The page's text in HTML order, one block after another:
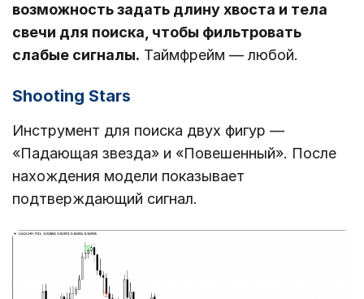
возможность задать длину хвоста и тела
свечи для поиска, чтобы фильтровать
слабые сигналы. Таймфрейм ― любой.
Shooting Stars
Инструмент для поиска двух фигур ―
«Падающая звезда» и «Повешенный». После
нахождения модели показывает
подтверждающий сигнал.